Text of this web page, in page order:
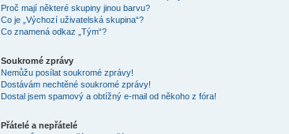
Proč mají některé skupiny jinou barvu?
Co je „Výchozí uživatelská skupina“?
Co znamená odkaz „Tým“?
Soukromé zprávy
Nemůžu posílat soukromé zprávy!
Dostávám nechtěné soukromé zprávy!
Dostal jsem spamový a obtížný e-mail od někoho z fóra!
Přátelé a nepřátelé